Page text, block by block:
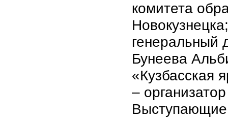
комитета
генеральный
Бунеева
«Кузбасская
–
Выступающие